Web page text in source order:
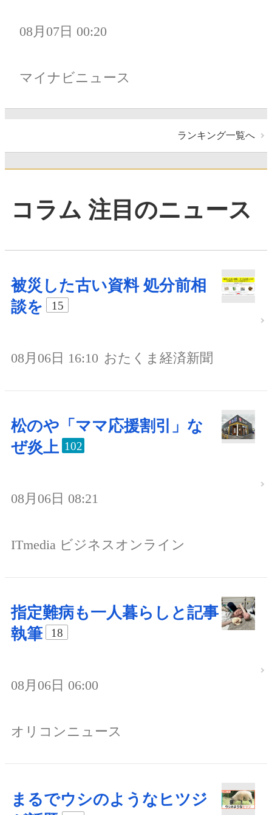
08月07日 00:20
マイナビニュース
ランキング一覧へ
コラム 注目のニュース
被災した古い資料 処分前相
談を
15
08月06日 16:10 おたくま経済新聞
松のや「ママ応援割引」な
ぜ炎上 102
08月06日 08:21
ITmedia ビジネスオンライン
指定難病も一人暮らしと記事
執筆
18
08月06日 06:00
オリコンニュース
まるでウシのようなヒツジ